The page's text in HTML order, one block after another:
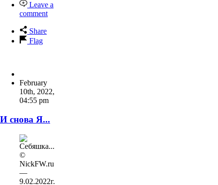
Leave a
comment
Share
Flag
February
10th, 2022,
04:55 pm
И снова Я...